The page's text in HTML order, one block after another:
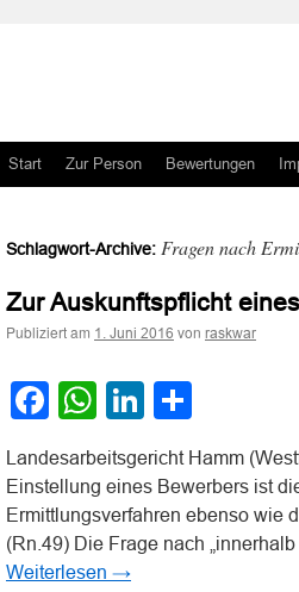
Zum
springen
Start Zur Person Bewertungen
Schlagwort-Archive: Fragen nach
Zur Auskunftspflicht
Publiziert am 1. Juni 2016 von raskwar
Facebook
WhatsApp
LinkedIn
Landesarbeitsgericht Hamm
Einstellung eines Bewerbers ist
Ermittlungsverfahren ebenso wie
(Rn.49) Die Frage nach
Weiterlesen →